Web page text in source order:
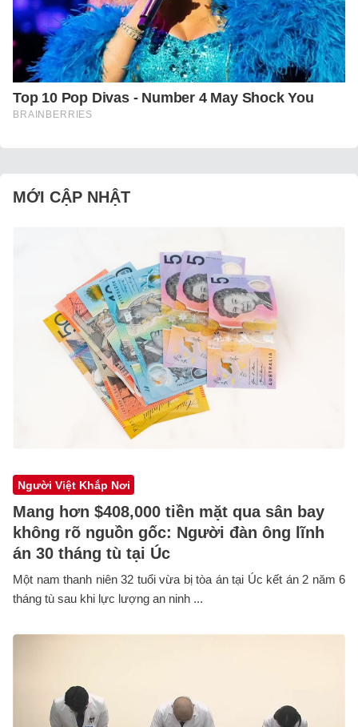
MỚI CẬP NHẬT
Người Việt Khắp Nơi
Mang hơn $408,000 tiền mặt qua sân bay
không rõ nguồn gốc: Người đàn ông lĩnh
án 30 tháng tù tại Úc
Một nam thanh niên 32 tuổi vừa bị tòa án tại Úc kết án 2 năm 6
tháng tù sau khi lực lượng an ninh ...